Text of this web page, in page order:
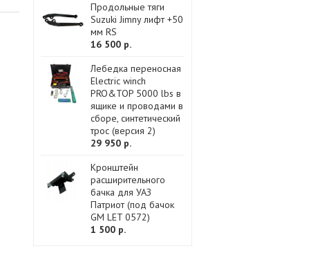
Продольные тяги
Suzuki Jimny лифт +50
мм RS
16 500 р.
Лебедка переносная
Electric winch
PRO&TOP 5000 lbs в
ящике и проводами в
сборе, синтетический
трос (версия 2)
29 950 р.
Кронштейн
расширительного
бачка для УАЗ
Патриот (под бачок
GM LET 0572)
1 500 р.